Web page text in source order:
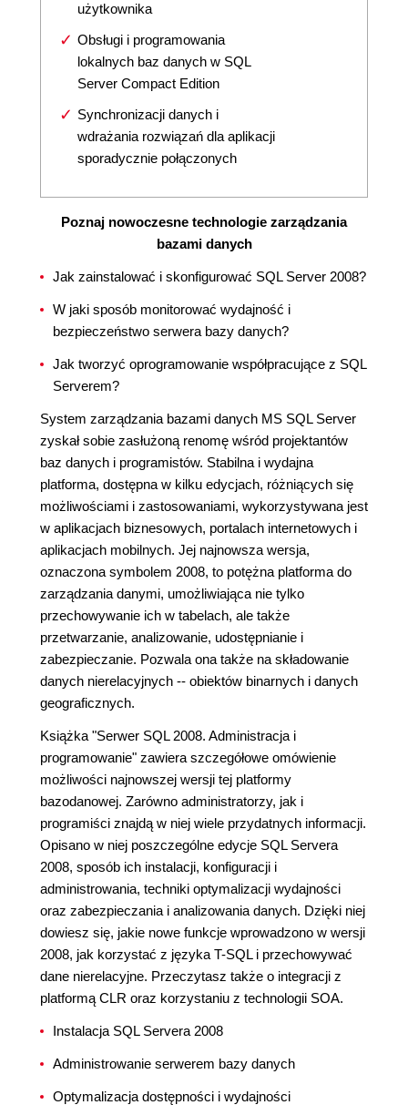
użytkownika
Obsługi i programowania
lokalnych baz danych w SQL
Server Compact Edition
Synchronizacji danych i
wdrażania rozwiązań dla aplikacji
sporadycznie połączonych
Poznaj nowoczesne technologie zarządzania
bazami danych
Jak zainstalować i skonfigurować SQL Server 2008?
W jaki sposób monitorować wydajność i
bezpieczeństwo serwera bazy danych?
Jak tworzyć oprogramowanie współpracujące z SQL
Serverem?
System zarządzania bazami danych MS SQL Server
zyskał sobie zasłużoną renomę wśród projektantów
baz danych i programistów. Stabilna i wydajna
platforma, dostępna w kilku edycjach, różniących się
możliwościami i zastosowaniami, wykorzystywana jest
w aplikacjach biznesowych, portalach internetowych i
aplikacjach mobilnych. Jej najnowsza wersja,
oznaczona symbolem 2008, to potężna platforma do
zarządzania danymi, umożliwiająca nie tylko
przechowywanie ich w tabelach, ale także
przetwarzanie, analizowanie, udostępnianie i
zabezpieczanie. Pozwala ona także na składowanie
danych nierelacyjnych -- obiektów binarnych i danych
geograficznych.
Książka "Serwer SQL 2008. Administracja i
programowanie" zawiera szczegółowe omówienie
możliwości najnowszej wersji tej platformy
bazodanowej. Zarówno administratorzy, jak i
programiści znajdą w niej wiele przydatnych informacji.
Opisano w niej poszczególne edycje SQL Servera
2008, sposób ich instalacji, konfiguracji i
administrowania, techniki optymalizacji wydajności
oraz zabezpieczania i analizowania danych. Dzięki niej
dowiesz się, jakie nowe funkcje wprowadzono w wersji
2008, jak korzystać z języka T-SQL i przechowywać
dane nierelacyjne. Przeczytasz także o integracji z
platformą CLR oraz korzystaniu z technologii SOA.
Instalacja SQL Servera 2008
Administrowanie serwerem bazy danych
Optymalizacja dostępności i wydajności